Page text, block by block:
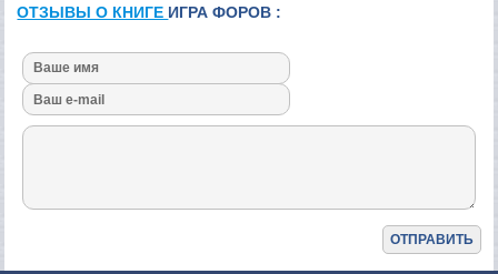
ОТЗЫВЫ О КНИГЕ ИГРА ФОРОВ :